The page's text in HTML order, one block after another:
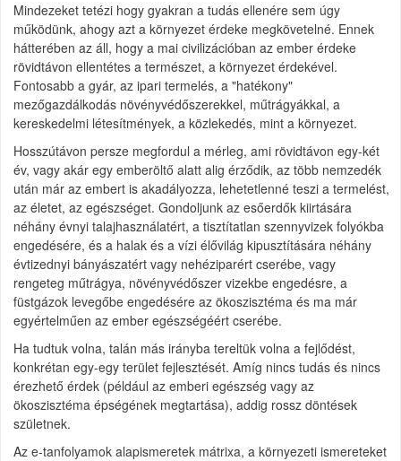
Mindezeket tetézi hogy gyakran a tudás ellenére sem úgy
működünk, ahogy azt a környezet érdeke megkövetelné. Ennek
hátterében az áll, hogy a mai civilizációban az ember érdeke
rövidtávon ellentétes a természet, a környezet érdekével.
Fontosabb a gyár, az ipari termelés, a "hatékony"
mezőgazdálkodás növényvédőszerekkel, műtrágyákkal, a
kereskedelmi létesítmények, a közlekedés, mint a környezet.
Hosszútávon persze megfordul a mérleg, ami rövidtávon egy-két
év, vagy akár egy emberöltő alatt alig érződik, az több nemzedék
után már az embert is akadályozza, lehetetlenné teszi a termelést,
az életet, az egészséget. Gondoljunk az esőerdők kiirtására
néhány évnyi talajhasználatért, a tisztítatlan szennyvizek folyókba
engedésére, és a halak és a vízi élővilág kipusztítására néhány
évtizednyi bányászatért vagy nehéziparért cserébe, vagy
rengeteg műtrágya, növényvédőszer vizekbe engedésre, a
füstgázok levegőbe engedésére az ökoszisztéma és ma már
egyértelműen az ember egészségéért cserébe.
Ha tudtuk volna, talán más irányba tereltük volna a fejlődést,
konkrétan egy-egy terület fejlesztését. Amíg nincs tudás és nincs
érezhető érdek (például az emberi egészség vagy az
ökoszisztéma épségének megtartása), addig rossz döntések
születnek.
Az e-tanfolyamok alapismeretek mátrixa, a környezeti ismereteket